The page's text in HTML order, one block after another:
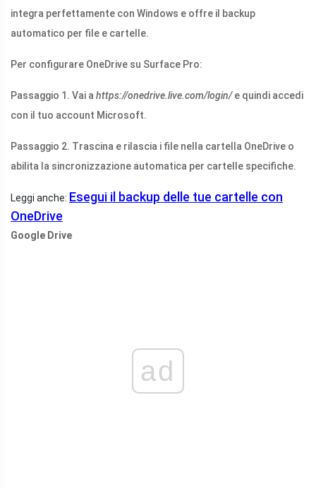
integra perfettamente con Windows e offre il backup
automatico per file e cartelle.
Per configurare OneDrive su Surface Pro:
Passaggio 1. Vai a https://onedrive.live.com/login/e quindi accedi
con il tuo account Microsoft.
Passaggio 2. Trascina e rilascia i file nella cartella OneDrive o
abilita la sincronizzazione automatica per cartelle specifiche.
Leggi anche: Esegui il backup delle tue cartelle con
OneDrive
Google Drive
ad